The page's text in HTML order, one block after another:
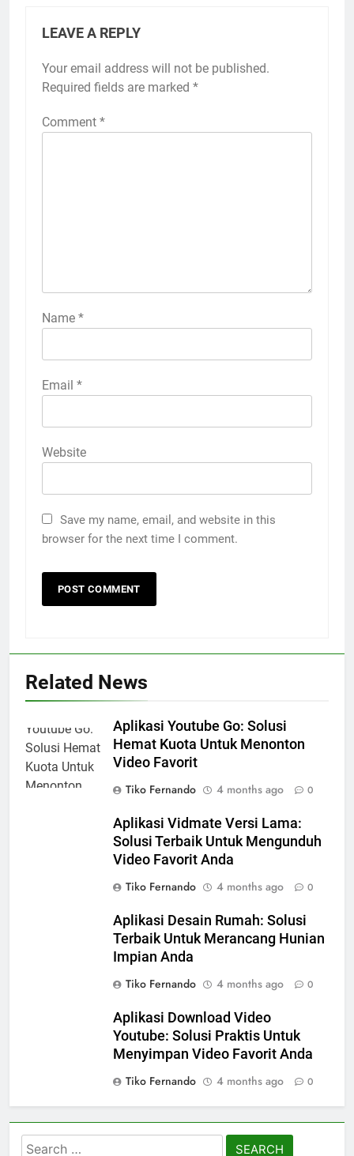
LEAVE A REPLY
Your email address will not be published.
Required fields are marked *
Comment *
Name *
Email *
Website
Save my name, email, and website in this
browser for the next time I comment.
Related News
Aplikasi Youtube Go: Solusi
Hemat Kuota Untuk Menonton
Video Favorit
Tiko Fernando
4 months ago 0
Aplikasi Vidmate Versi Lama:
Solusi Terbaik Untuk Mengunduh
Video Favorit Anda
Tiko Fernando
4 months ago 0
Aplikasi Desain Rumah: Solusi
Terbaik Untuk Merancang Hunian
Impian Anda
Tiko Fernando
4 months ago 0
Aplikasi Download Video
Youtube: Solusi Praktis Untuk
Menyimpan Video Favorit Anda
Tiko Fernando
4 months ago 0
Search